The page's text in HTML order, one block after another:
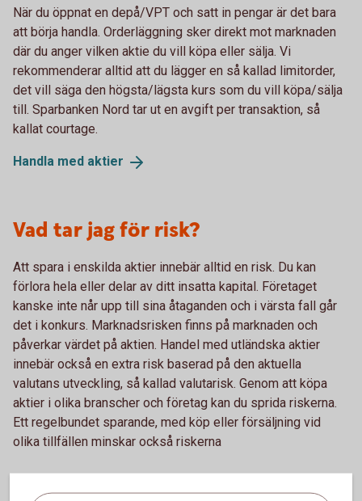
När du öppnat en depå/VPT och satt in pengar är det bara
att börja handla. Orderläggning sker direkt mot marknaden
där du anger vilken aktie du vill köpa eller sälja. Vi
rekommenderar alltid att du lägger en så kallad limitorder,
det vill säga den högsta/lägsta kurs som du vill köpa/sälja
till. Sparbanken Nord tar ut en avgift per transaktion, så
kallat courtage.
Handla med aktier
Vad tar jag för risk?
Att spara i enskilda aktier innebär alltid en risk. Du kan
förlora hela eller delar av ditt insatta kapital. Företaget
kanske inte når upp till sina åtaganden och i värsta fall går
det i konkurs. Marknadsrisken finns på marknaden och
påverkar värdet på aktien. Handel med utländska aktier
innebär också en extra risk baserad på den aktuella
valutans utveckling, så kallad valutarisk. Genom att köpa
aktier i olika branscher och företag kan du sprida riskerna.
Ett regelbundet sparande, med köp eller försäljning vid
olika tillfällen minskar också riskerna